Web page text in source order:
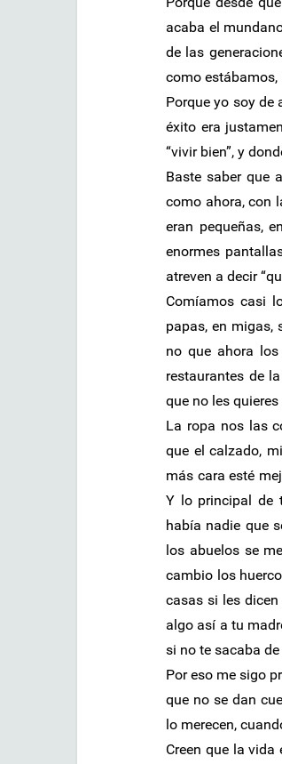
acaba el
de las
como estábamos,
Porque yo soy de
éxito era
“vivir bien”, y
Baste saber que
como ahora, con
eran pequeñas,
enormes
atreven a decir
Comíamos casi
papas, en migas,
no que ahora
restaurantes de
que no les
La ropa nos las
que el calzado,
más cara esté
Y lo principal de
había nadie que
los abuelos se
cambio los
casas si les
algo así a tu
si no te sacaba
Por eso me sigo
que no se dan
lo merecen,
Creen que la